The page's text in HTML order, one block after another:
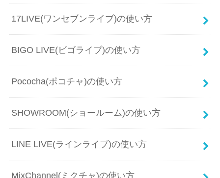
17LIVE(ワンセブンライブ)の使い方
BIGO LIVE(ビゴライブ)の使い方
Pococha(ポコチャ)の使い方
SHOWROOM(ショールーム)の使い方
LINE LIVE(ラインライブ)の使い方
MixChannel(ミクチャ)の使い方